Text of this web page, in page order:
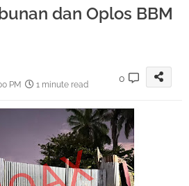
dan Oplos BBM
PM
1 minute read
0